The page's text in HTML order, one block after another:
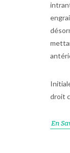
droit
En